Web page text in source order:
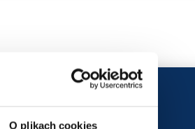
O plikach cookies